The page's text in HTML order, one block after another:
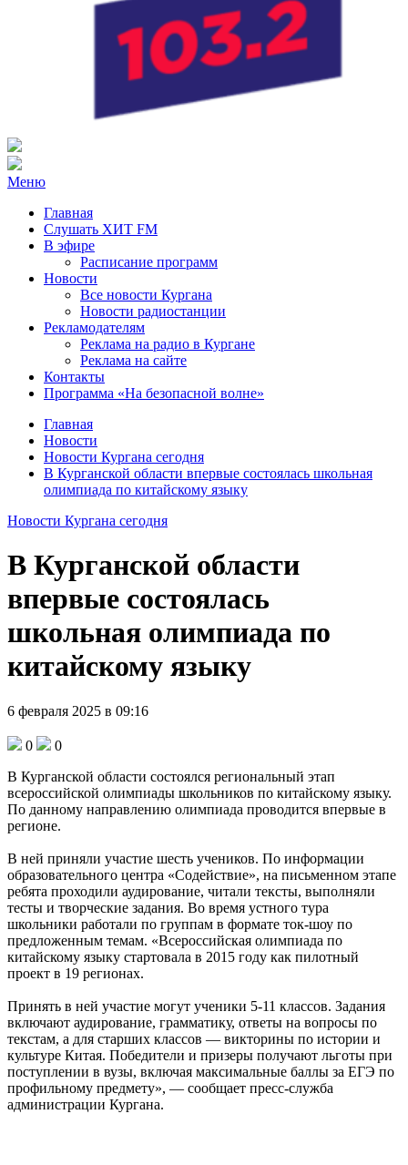
Радио ХИТ FM Курган
103.2 FM
Меню
Главная
Слушать ХИТ FM
В эфире
Расписание программ
Новости
Все новости Кургана
Новости радиостанции
Рекламодателям
Реклама на радио в Кургане
Реклама на сайте
Контакты
Программа «На безопасной волне»
Главная
Новости
Новости Кургана сегодня
В Курганской области впервые состоялась школьная
олимпиада по китайскому языку
Новости Кургана сегодня
В Курганской области
впервые состоялась
школьная олимпиада по
китайскому языку
6 февраля 2025 в 09:16
0
0
В Курганской области состоялся региональный этап
всероссийской олимпиады школьников по китайскому языку.
По данному направлению олимпиада проводится впервые в
регионе.
В ней приняли участие шесть учеников. По информации
образовательного центра «Содействие», на письменном этапе
ребята проходили аудирование, читали тексты, выполняли
тесты и творческие задания. Во время устного тура
школьники работали по группам в формате ток-шоу по
предложенным темам. «Всероссийская олимпиада по
китайскому языку стартовала в 2015 году как пилотный
проект в 19 регионах.
Принять в ней участие могут ученики 5-11 классов. Задания
включают аудирование, грамматику, ответы на вопросы по
текстам, а для старших классов — викторины по истории и
культуре Китая. Победители и призеры получают льготы при
поступлении в вузы, включая максимальные баллы за ЕГЭ по
профильному предмету», — сообщает пресс-служба
администрации Кургана.